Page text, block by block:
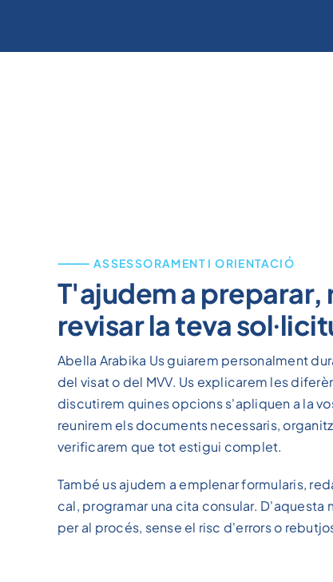
⸻ ASSESSORAMENT I ORIENTACIÓ
T'ajudem a preparar,
revisar la teva
Abella Arabika Us guiarem personalment
del visat o del MVV. Us explicarem les
discutirem quines opcions s'apliquen a la
reunirem els documents necessaris,
verificarem que tot estigui complet.
També us ajudem a emplenar formularis,
cal, programar una cita consular. D'aquesta
per al procés, sense el risc d'errors o